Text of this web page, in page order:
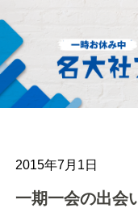
2015年7月1日
一期一会の出会